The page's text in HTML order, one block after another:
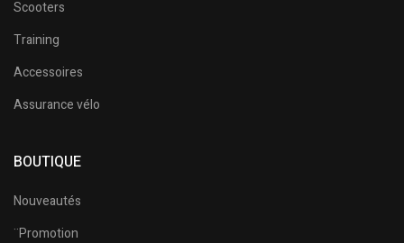
Scooters
Training
Accessoires
Assurance vélo
BOUTIQUE
Nouveautés
¨Promotion